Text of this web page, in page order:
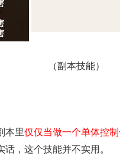
（副本技能）
本里仅仅当做一个单体控制
，这个技能并不实用。